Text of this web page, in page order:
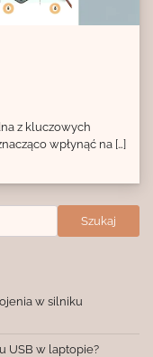
z kluczowych
wpłynąć na […]
Szukaj
w silniku
USB w laptopie?